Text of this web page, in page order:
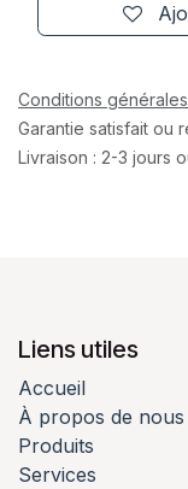
Conditions générales
Garantie satisfait ou
Livraison : 2-3 jours
Liens utiles
Accueil
À propos de nous
Produits
Services